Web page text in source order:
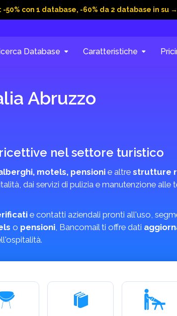
50% con 1 database, -60% da 2 database in su →
Database Caratteristiche
Abruzzo
nel settore turistico
motels, pensioni e altre strutture
dai servizi di pulizia e manutenzione
e contatti aziendali pronti all'uso,
o pensioni, Bancomail ti offre dati